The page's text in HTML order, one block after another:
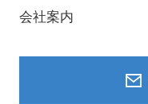
会社案内